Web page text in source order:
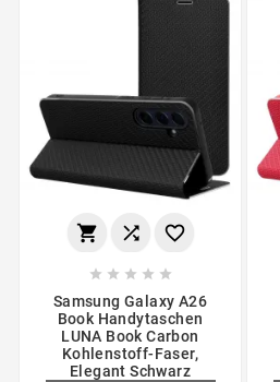
  
    
Samsung Galaxy A26
Book Handytaschen
LUNA Book Carbon
Kohlenstoff-Faser,
Elegant Schwarz